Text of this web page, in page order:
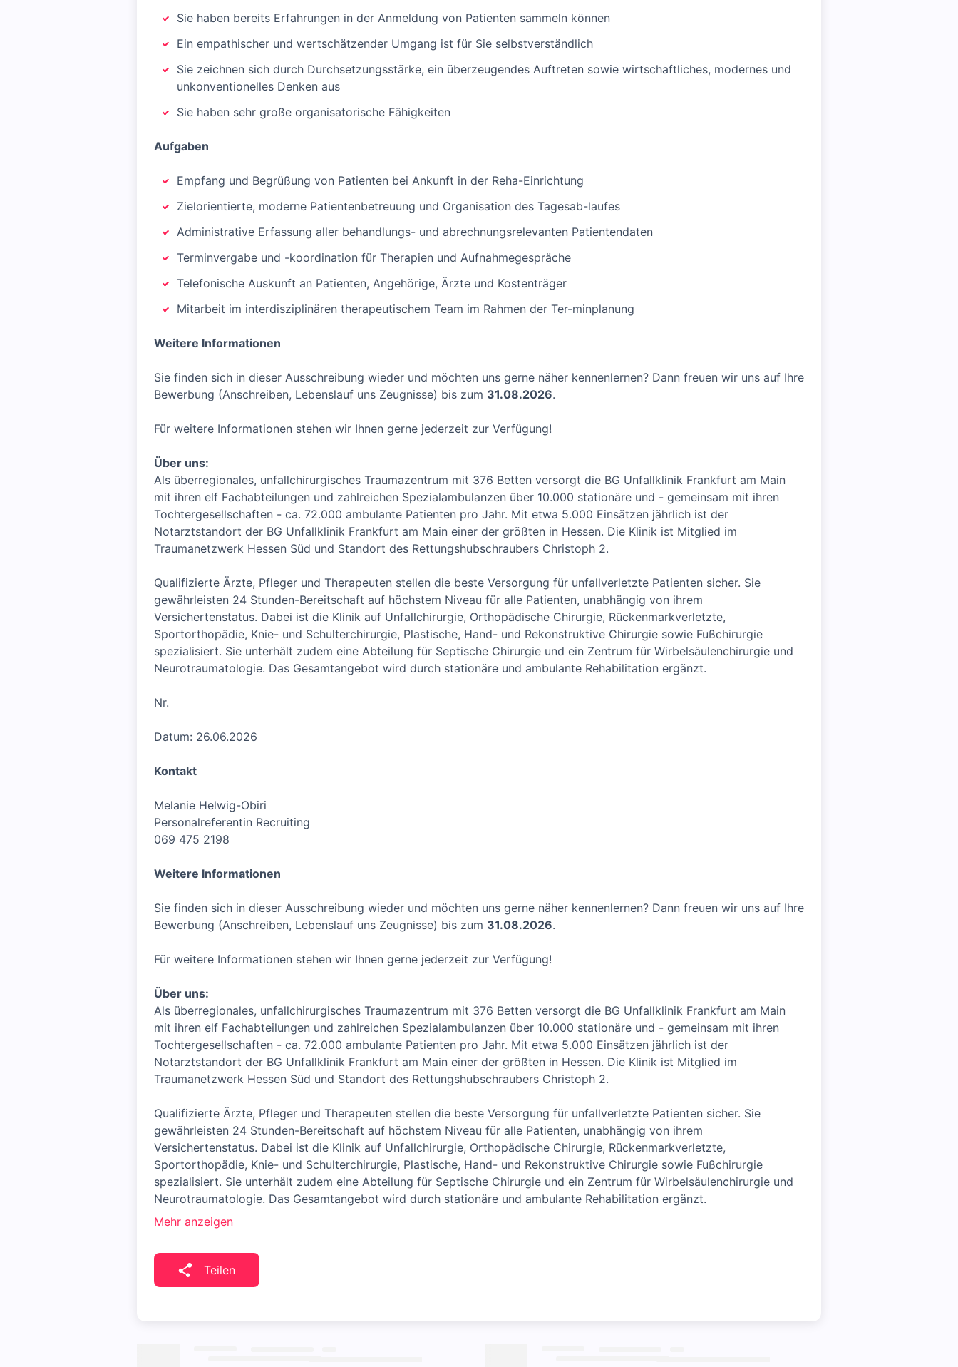
Sie haben bereits Erfahrungen in der Anmeldung von Patienten sammeln können
Ein empathischer und wertschätzender Umgang ist für Sie selbstverständlich
Sie zeichnen sich durch Durchsetzungsstärke, ein überzeugendes Auftreten sowie wirtschaftliches, modernes und
unkonventionelles Denken aus
Sie haben sehr große organisatorische Fähigkeiten
Aufgaben
Empfang und Begrüßung von Patienten bei Ankunft in der Reha-Einrichtung
Zielorientierte, moderne Patientenbetreuung und Organisation des Tagesab-laufes
Administrative Erfassung aller behandlungs- und abrechnungsrelevanten Patientendaten
Terminvergabe und -koordination für Therapien und Aufnahmegespräche
Telefonische Auskunft an Patienten, Angehörige, Ärzte und Kostenträger
Mitarbeit im interdisziplinären therapeutischem Team im Rahmen der Ter-minplanung
Weitere Informationen
Sie finden sich in dieser Ausschreibung wieder und möchten uns gerne näher kennenlernen? Dann freuen wir uns auf Ihre
Bewerbung (Anschreiben, Lebenslauf uns Zeugnisse) bis zum 31.08.2026.
Für weitere Informationen stehen wir Ihnen gerne jederzeit zur Verfügung!
Über uns:
Als überregionales, unfallchirurgisches Traumazentrum mit 376 Betten versorgt die BG Unfallklinik Frankfurt am Main
mit ihren elf Fachabteilungen und zahlreichen Spezialambulanzen über 10.000 stationäre und - gemeinsam mit ihren
Tochtergesellschaften - ca. 72.000 ambulante Patienten pro Jahr. Mit etwa 5.000 Einsätzen jährlich ist der
Notarztstandort der BG Unfallklinik Frankfurt am Main einer der größten in Hessen. Die Klinik ist Mitglied im
Traumanetzwerk Hessen Süd und Standort des Rettungshubschraubers Christoph 2.
Qualifizierte Ärzte, Pfleger und Therapeuten stellen die beste Versorgung für unfallverletzte Patienten sicher. Sie
gewährleisten 24 Stunden-Bereitschaft auf höchstem Niveau für alle Patienten, unabhängig von ihrem
Versichertenstatus. Dabei ist die Klinik auf Unfallchirurgie, Orthopädische Chirurgie, Rückenmarkverletzte,
Sportorthopädie, Knie- und Schulterchirurgie, Plastische, Hand- und Rekonstruktive Chirurgie sowie Fußchirurgie
spezialisiert. Sie unterhält zudem eine Abteilung für Septische Chirurgie und ein Zentrum für Wirbelsäulenchirurgie und
Neurotraumatologie. Das Gesamtangebot wird durch stationäre und ambulante Rehabilitation ergänzt.
Nr.
Datum: 26.06.2026
Kontakt
Melanie Helwig-Obiri
Personalreferentin Recruiting
069 475 2198
Weitere Informationen
Sie finden sich in dieser Ausschreibung wieder und möchten uns gerne näher kennenlernen? Dann freuen wir uns auf Ihre
Bewerbung (Anschreiben, Lebenslauf uns Zeugnisse) bis zum 31.08.2026.
Für weitere Informationen stehen wir Ihnen gerne jederzeit zur Verfügung!
Über uns:
Als überregionales, unfallchirurgisches Traumazentrum mit 376 Betten versorgt die BG Unfallklinik Frankfurt am Main
mit ihren elf Fachabteilungen und zahlreichen Spezialambulanzen über 10.000 stationäre und - gemeinsam mit ihren
Tochtergesellschaften - ca. 72.000 ambulante Patienten pro Jahr. Mit etwa 5.000 Einsätzen jährlich ist der
Notarztstandort der BG Unfallklinik Frankfurt am Main einer der größten in Hessen. Die Klinik ist Mitglied im
Traumanetzwerk Hessen Süd und Standort des Rettungshubschraubers Christoph 2.
Qualifizierte Ärzte, Pfleger und Therapeuten stellen die beste Versorgung für unfallverletzte Patienten sicher. Sie
gewährleisten 24 Stunden-Bereitschaft auf höchstem Niveau für alle Patienten, unabhängig von ihrem
Versichertenstatus. Dabei ist die Klinik auf Unfallchirurgie, Orthopädische Chirurgie, Rückenmarkverletzte,
Sportorthopädie, Knie- und Schulterchirurgie, Plastische, Hand- und Rekonstruktive Chirurgie sowie Fußchirurgie
spezialisiert. Sie unterhält zudem eine Abteilung für Septische Chirurgie und ein Zentrum für Wirbelsäulenchirurgie und
Neurotraumatologie. Das Gesamtangebot wird durch stationäre und ambulante Rehabilitation ergänzt.
Mehr anzeigen
Teilen